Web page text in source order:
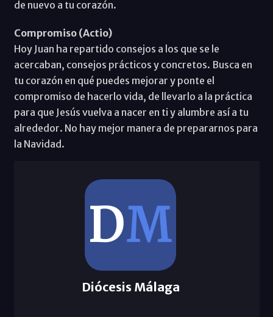
de nuevo a tu corazón.
Compromiso (Actio)
Hoy Juan ha repartido consejos a los que se le
acercaban, consejos prácticos y concretos. Busca en
tu corazón en qué puedes mejorar y ponte el
compromiso de hacerlo vida, de llevarlo a la práctica
para que Jesús vuelva a nacer en ti y alumbre así a tu
alrededor. No hay mejor manera de prepararnos para
la Navidad.
Diócesis Málaga